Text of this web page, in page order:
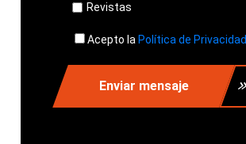
Revistas
Acepto la Política de Privacidad.
Enviar mensaje